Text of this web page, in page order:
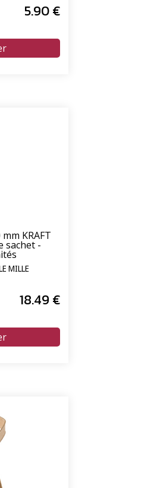
5.90€
KRAFT
sachet -
MILLE
18.49 €